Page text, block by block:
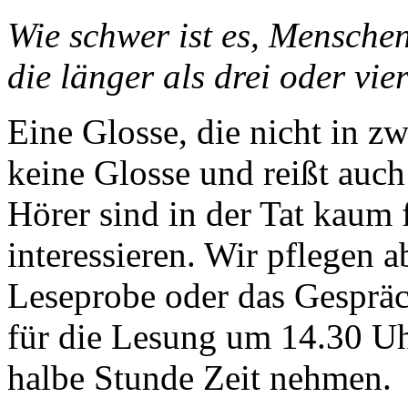
Wie schwer ist es,
die länger als drei oder
Eine Glosse, die nicht in
keine Glosse und reißt
Hörer sind in der Tat kaum
interessieren. Wir pflegen
Leseprobe oder das
für die Lesung um 14.30
halbe Stunde Zeit nehmen.